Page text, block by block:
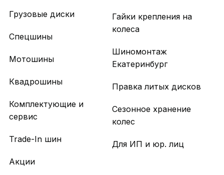
Грузовые диски
Спецшины
Мотошины
Квадрошины
Комплектующие и
сервис
Trade-In шин
Акции
Гайки крепления на
колеса
Шиномонтаж
Екатеринбург
Правка литых дисков
Сезонное хранение
колес
Для ИП и юр. лиц